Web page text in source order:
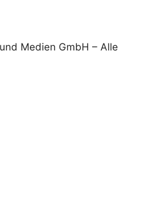
Medien GmbH – Alle